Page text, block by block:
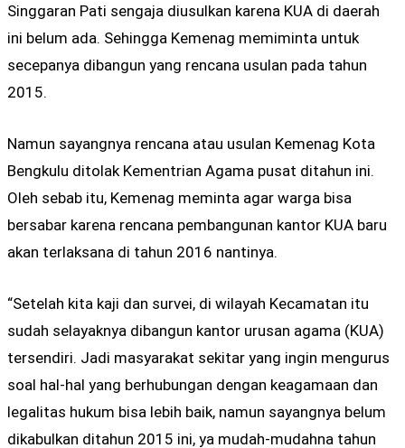
Singgaran Pati sengaja diusulkan karena KUA di daerah
ini belum ada. Sehingga Kemenag memiminta untuk
secepanya dibangun yang rencana usulan pada tahun
2015.
Namun sayangnya rencana atau usulan Kemenag Kota
Bengkulu ditolak Kementrian Agama pusat ditahun ini.
Oleh sebab itu, Kemenag meminta agar warga bisa
bersabar karena rencana pembangunan kantor KUA baru
akan terlaksana di tahun 2016 nantinya.
“Setelah kita kaji dan survei, di wilayah Kecamatan itu
sudah selayaknya dibangun kantor urusan agama (KUA)
tersendiri. Jadi masyarakat sekitar yang ingin mengurus
soal hal-hal yang berhubungan dengan keagamaan dan
legalitas hukum bisa lebih baik, namun sayangnya belum
dikabulkan ditahun 2015 ini, ya mudah-mudahna tahun